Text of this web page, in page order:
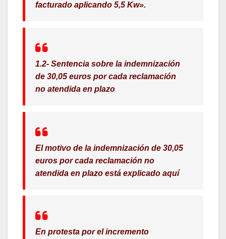
facturado aplicando 5,5 Kw».
1.2- Sentencia sobre la indemnización
de 30,05 euros por cada reclamación
no atendida en plazo
El motivo de la indemnización de 30,05
euros por cada reclamación no
atendida en plazo está explicado aquí
En protesta por el incremento